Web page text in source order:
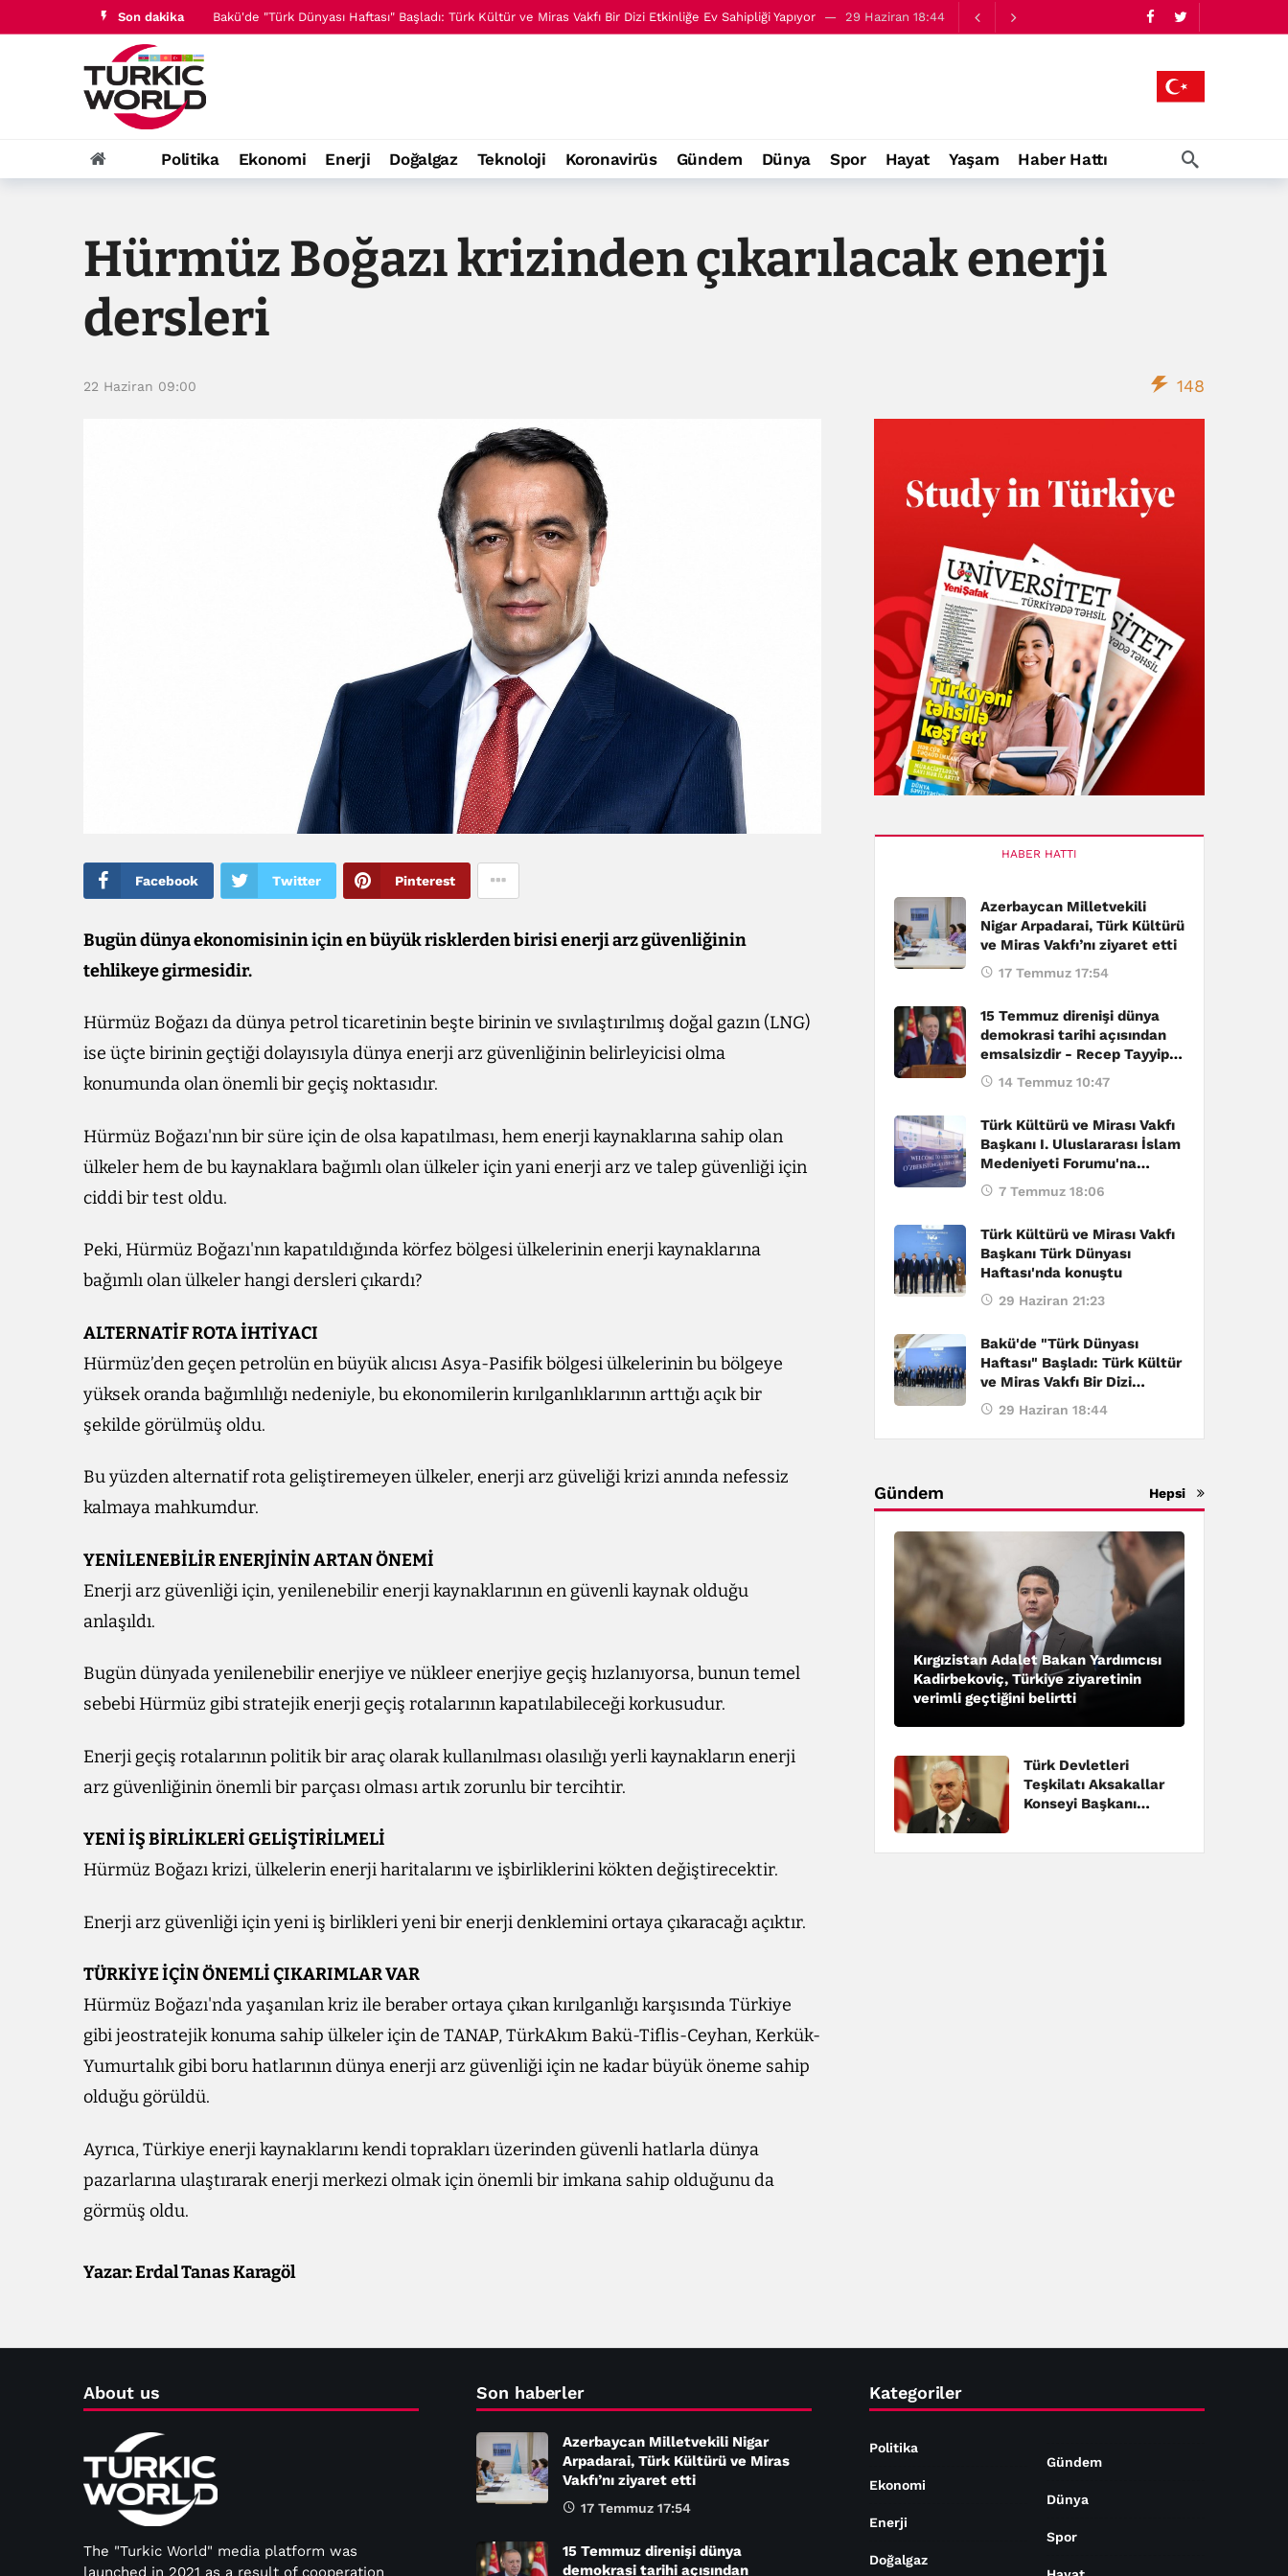
Son dakika Bakü'de "Türk Dünyası Haftası" Başladı: Türk Kültür ve Miras Vakfı Bir Dizi Etkinliğe Ev Sahipliği Yapıyor 29 Haziran 18:44
Politika Ekonomi Enerji Doğalgaz Teknoloji Koronavirüs Gündem Dünya Spor Hayat Yaşam Haber Hattı
Hürmüz Boğazı krizinden çıkarılacak enerji
dersleri
22 Haziran 09:00 148
Facebook Twitter Pinterest
Bugün dünya ekonomisinin için en büyük risklerden birisi enerji arz güvenliğinin
tehlikeye girmesidir.
Hürmüz Boğazı da dünya petrol ticaretinin beşte birinin ve sıvılaştırılmış doğal gazın (LNG)
ise üçte birinin geçtiği dolayısıyla dünya enerji arz güvenliğinin belirleyicisi olma
konumunda olan önemli bir geçiş noktasıdır.
Hürmüz Boğazı'nın bir süre için de olsa kapatılması, hem enerji kaynaklarına sahip olan
ülkeler hem de bu kaynaklara bağımlı olan ülkeler için yani enerji arz ve talep güvenliği için
ciddi bir test oldu.
Peki, Hürmüz Boğazı'nın kapatıldığında körfez bölgesi ülkelerinin enerji kaynaklarına
bağımlı olan ülkeler hangi dersleri çıkardı?
ALTERNATİF ROTA İHTİYACI
Hürmüz’den geçen petrolün en büyük alıcısı Asya-Pasifik bölgesi ülkelerinin bu bölgeye
yüksek oranda bağımlılığı nedeniyle, bu ekonomilerin kırılganlıklarının arttığı açık bir
şekilde görülmüş oldu.
Bu yüzden alternatif rota geliştiremeyen ülkeler, enerji arz güveliği krizi anında nefessiz
kalmaya mahkumdur.
YENİLENEBİLİR ENERJİNİN ARTAN ÖNEMİ
Enerji arz güvenliği için, yenilenebilir enerji kaynaklarının en güvenli kaynak olduğu
anlaşıldı.
Bugün dünyada yenilenebilir enerjiye ve nükleer enerjiye geçiş hızlanıyorsa, bunun temel
sebebi Hürmüz gibi stratejik enerji geçiş rotalarının kapatılabileceği korkusudur.
Enerji geçiş rotalarının politik bir araç olarak kullanılması olasılığı yerli kaynakların enerji
arz güvenliğinin önemli bir parçası olması artık zorunlu bir tercihtir.
YENİ İŞ BİRLİKLERİ GELİŞTİRİLMELİ
Hürmüz Boğazı krizi, ülkelerin enerji haritalarını ve işbirliklerini kökten değiştirecektir.
Enerji arz güvenliği için yeni iş birlikleri yeni bir enerji denklemini ortaya çıkaracağı açıktır.
TÜRKİYE İÇİN ÖNEMLİ ÇIKARIMLAR VAR
Hürmüz Boğazı'nda yaşanılan kriz ile beraber ortaya çıkan kırılganlığı karşısında Türkiye
gibi jeostratejik konuma sahip ülkeler için de TANAP, TürkAkım Bakü-Tiflis-Ceyhan, Kerkük-
Yumurtalık gibi boru hatlarının dünya enerji arz güvenliği için ne kadar büyük öneme sahip
olduğu görüldü.
Ayrıca, Türkiye enerji kaynaklarını kendi toprakları üzerinden güvenli hatlarla dünya
pazarlarına ulaştırarak enerji merkezi olmak için önemli bir imkana sahip olduğunu da
görmüş oldu.
Yazar: Erdal Tanas Karagöl
HABER HATTI
Azerbaycan Milletvekili
Nigar Arpadarai, Türk Kültürü
ve Miras Vakfı’nı ziyaret etti
17 Temmuz 17:54
15 Temmuz direnişi dünya
demokrasi tarihi açısından
emsalsizdir - Recep Tayyip
Erdoğan
14 Temmuz 10:47
Türk Kültürü ve Mirası Vakfı
Başkanı I. Uluslararası İslam
Medeniyeti Forumu'na
katıldı7 Temmuz 18:06
Türk Kültürü ve Mirası Vakfı
Başkanı Türk Dünyası
Haftası'nda konuştu
29 Haziran 21:23
Bakü'de "Türk Dünyası
Haftası" Başladı: Türk Kültür
ve Miras Vakfı Bir Dizi
Etkinliğe Ev Sahipliği Yapıyor
29 Haziran 18:44
Gündem Hepsi
Kırgızistan Adalet Bakan Yardımcısı
Kadirbekoviç, Türkiye ziyaretinin
verimli geçtiğini belirtti
Türk Devletleri
Teşkilatı Aksakallar
Konseyi Başkanı
About us
The "Turkic World" media platform was
launched in 2021 as a result of cooperation
Son haberler
Azerbaycan Milletvekili Nigar
Arpadarai, Türk Kültürü ve Miras
Vakfı’nı ziyaret etti
17 Temmuz 17:54
15 Temmuz direnişi dünya
demokrasi tarihi açısından
Kategoriler
Politika
Ekonomi
Enerji
Doğalgaz
Gündem
Dünya
Spor